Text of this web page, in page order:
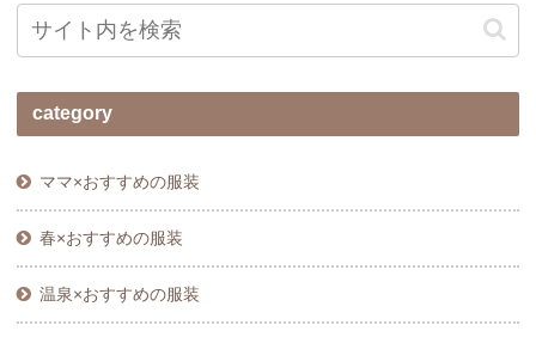
category
ママ×おすすめの服装
春×おすすめの服装
温泉×おすすめの服装